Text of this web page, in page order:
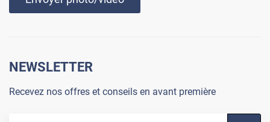
NEWSLETTER
Recevez nos offres et conseils en avant première